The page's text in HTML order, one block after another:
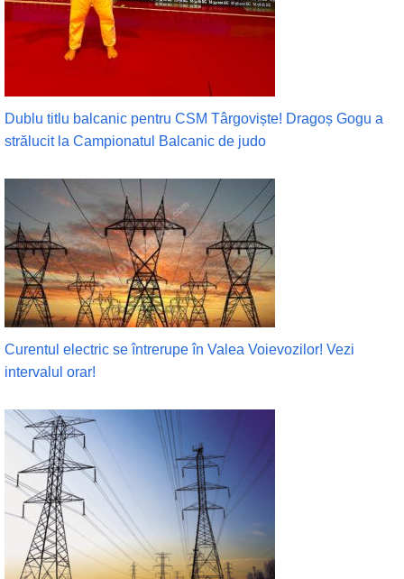
Dublu titlu balcanic pentru CSM Târgoviște! Dragoș Gogu a
strălucit la Campionatul Balcanic de judo
Curentul electric se întrerupe în Valea Voievozilor! Vezi
intervalul orar!